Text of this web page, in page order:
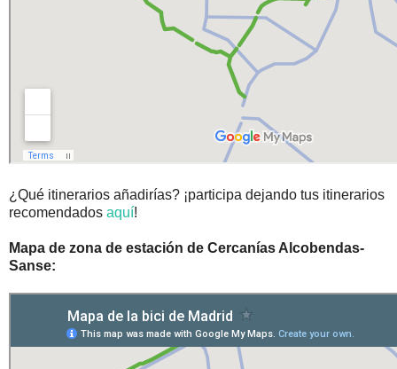
¿Qué itinerarios añadirías? ¡participa dejando tus itinerarios
recomendados aquí!
Mapa de zona de estación de Cercanías Alcobendas-
Sanse: